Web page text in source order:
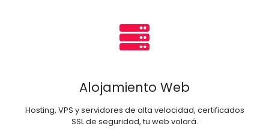
Alojamiento Web
Hosting, VPS y servidores de alta velocidad, certificados
SSL de seguridad, tu web volará.